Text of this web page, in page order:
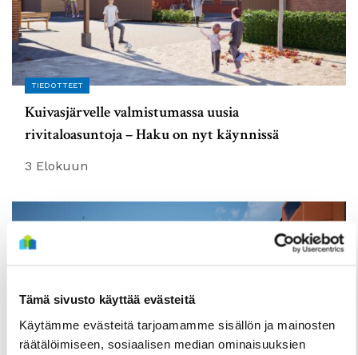
Tämä sivusto käyttää evästeitä
Käytämme evästeitä tarjoamamme sisällön ja mainosten
räätälöimiseen, sosiaalisen median ominaisuuksien
TIEDOTTEET
Kuivasjärvelle valmistumassa uusia
rivitaloasuntoja – Haku on nyt käynnissä
3 Elokuun